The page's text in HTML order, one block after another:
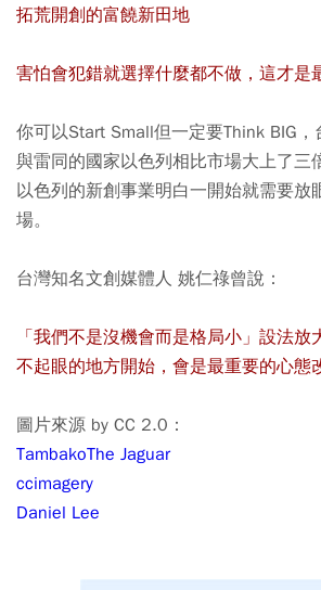
拓荒開創的富饒新田地
害怕會犯錯就選擇什麼都不做，這才是
你可以Start Small但一定要Think BIG
與雷同的國家以色列相比市場大上了三
以色列的新創事業明白一開始就需要放
場。
台灣知名文創媒體人 姚仁祿曾說：
「我們不是沒機會而是格局小」設法放
不起眼的地方開始，會是最重要的心態
圖片來源 by CC 2.0：
TambakoThe Jaguar
ccimagery
Daniel Lee